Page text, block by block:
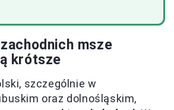
msze
krótsze
szczególnie w
oraz dolnośląskim,